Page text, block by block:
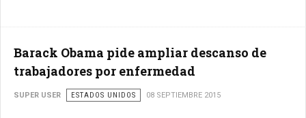
Barack Obama pide ampliar descanso de
trabajadores por enfermedad
SUPER USER ESTADOS UNIDOS 08 SEPTIEMBRE 2015